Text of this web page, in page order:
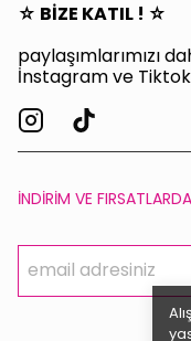
☆ BİZE KATIL ! ☆
paylaşımlarımızı
İnstagram ve
İNDİRİM VE